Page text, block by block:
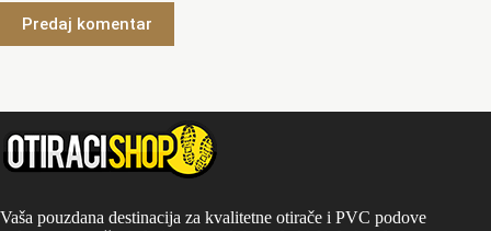
Predaj komentar
Vaša pouzdana destinacija za kvalitetne otirače i PVC podove